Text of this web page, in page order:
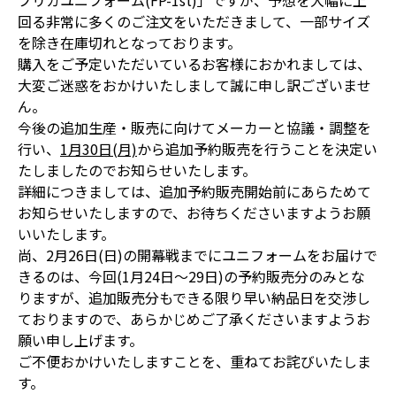
回る非常に多くのご注文をいただきまして、一部サイズ
を除き在庫切れとなっております。
購入をご予定いただいているお客様におかれましては、
大変ご迷惑をおかけいたしまして誠に申し訳ございませ
ん。
今後の追加生産・販売に向けてメーカーと協議・調整を
行い、 1月30日(月)から追加予約販売を行うことを決定い
たしましたのでお知らせいたします。
詳細につきましては、追加予約販売開始前にあらためて
お知らせいたしますので、お待ちくださいますようお願
いいたします。
尚、2月26日(日)の開幕戦までにユニフォームをお届けで
きるのは、今回(1月24日～29日)の予約販売分のみとな
りますが、追加販売分もできる限り早い納品日を交渉し
ておりますので、あらかじめご了承くださいますようお
願い申し上げます。
ご不便おかけいたしますことを、重ねてお詫びいたしま
す。